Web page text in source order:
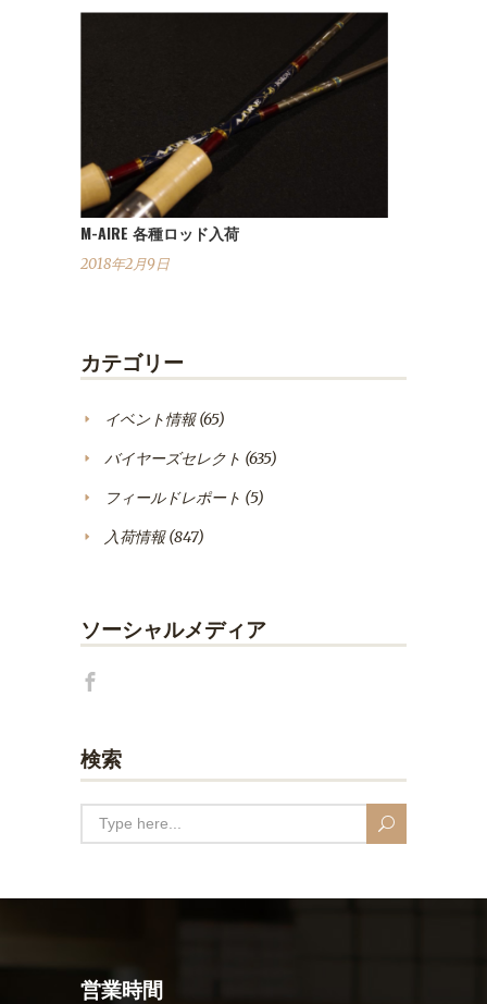
M-AIRE 各種ロッド入荷
2018年2月9日
カテゴリー
イベント情報(65)
バイヤーズセレクト (635)
フィールドレポート (5)
入荷情報(847)
ソーシャルメディア
検索
営業時間